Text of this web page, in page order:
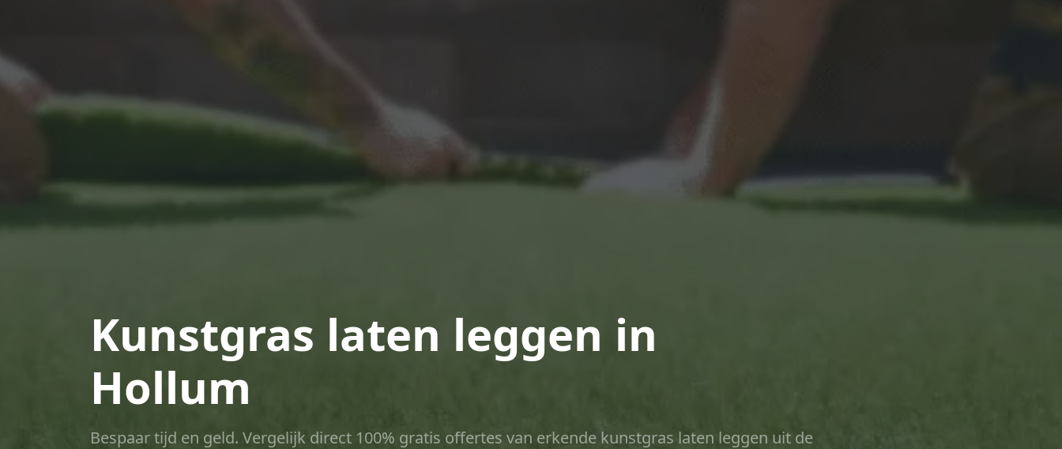
Kunstgras laten leggen in
Hollum
Bespaar tijd en geld. Vergelijk direct 100% gratis offertes van erkende kunstgras laten leggen uit de